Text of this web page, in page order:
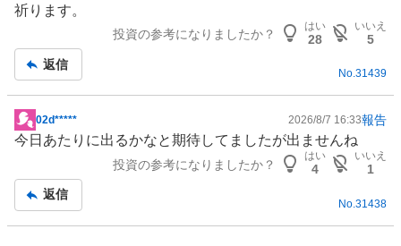
祈ります。
投資の参考になりましたか？
はい
28
いいえ
5
返信
No.31439
掲
示
事
02d***** 2026/8/7 16:33報告
今日あたりに出るかなと期待してましたが出ませんね
投資の参考になりましたか？
はい
4
いいえ
1
返信
No. 31438